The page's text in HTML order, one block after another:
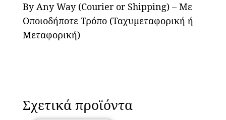
By Any Way (Courier or Shipping) – Με
Οποιοδήποτε Τρόπο (Ταχυμεταφορική ή
Μεταφορική)
Σχετικά προϊόντα